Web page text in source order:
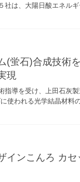
社は、大陽日酸エネル
(蛍石)合成技術
現
導を受け、上田石灰
使われる光学結晶材料
インこんろ カ